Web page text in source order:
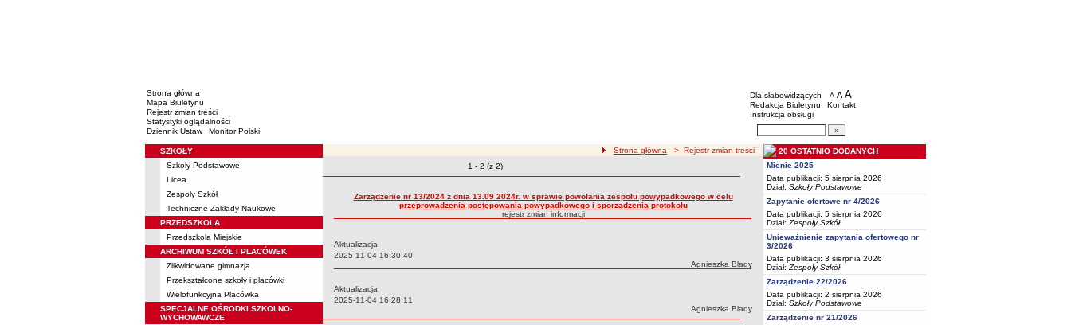
Strona główna
Mapa Biuletynu
Rejestr zmian treści
Statystyki oglądalności
Dziennik Ustaw
Monitor Polski
BIP - Oświata Częstochowa
Menu dodatkowe
Dla słabowidzących A pomniejsz czcionkę
A standardowy rozmiar czcionki
A
Redakcja Biuletynu
Kontakt
Instrukcja obsługi
Wyszukiwarka artykułów
Menu
SZKOŁY
Szkoły Podstawowe
Licea
Zespoły Szkół
Techniczne Zakłady Naukowe
PRZEDSZKOLA
Przedszkola Miejskie
ARCHIWUM SZKÓŁ I PLACÓWEK
Zlikwidowane gimnazja
Przekształcone szkoły i placówki
Wielofunkcyjna Placówka
SPECJALNE OŚRODKI SZKOLNO-
WYCHOWAWCZE
ścieżka nawigacji
Strona główna > Rejestr zmian treści
Zmiany o pozycjach
1 - 2 (z 2)
Zarządzenie nr 13/2024 z dnia 13.09 2024r. w sprawie powołania zespołu powypadkowego w celu
przeprowadzenia postępowania powypadkowego i sporządzenia protokołu
rejestr zmian informacji
Aktualizacja
Data:
2025-11-04 16:30:40
Autor:
Agnieszka Blady
Aktualizacja
Data:
2025-11-04 16:28:11
Autor:
Agnieszka Blady
20 OSTATNIO DODANYCH
Mienie 2025
Data publikacji: 5 sierpnia 2026
Dział: Szkoły Podstawowe
Zapytanie ofertowe nr 4/2026
Data publikacji: 5 sierpnia 2026
Dział: Zespoły Szkół
Unieważnienie zapytania ofertowego nr
3/2026
Data publikacji: 3 sierpnia 2026
Dział: Zespoły Szkół
Zarządzenie 22/2026
Data publikacji: 2 sierpnia 2026
Dział: Szkoły Podstawowe
Zarządzenie nr 21/2026